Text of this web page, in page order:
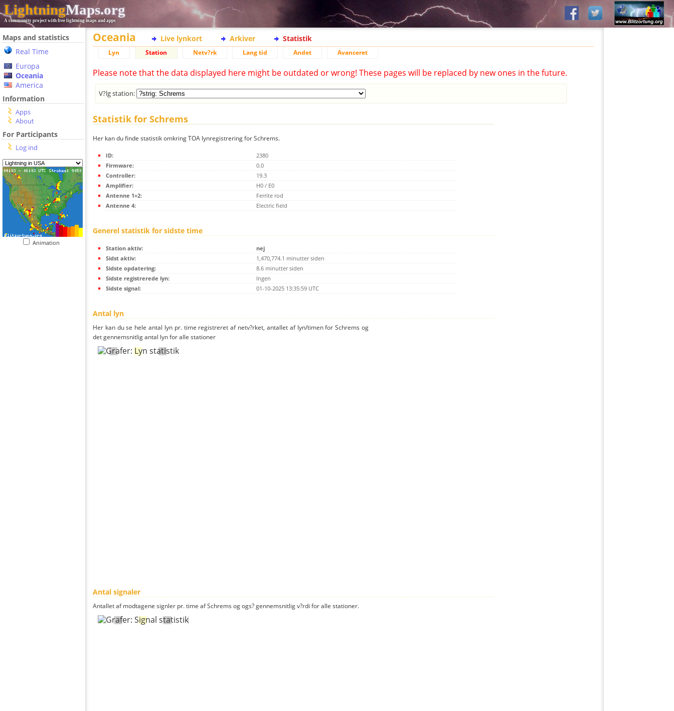
LightningMaps.org
A community project with free lightning maps and apps
Maps and statistics
Real Time
Europa
Oceania
America
Information
Apps
About
For Participants
Log ind
Animation
Oceania Live lynkort Arkiver Statistik
Lyn Station Netv?rk Lang tid Andet Avanceret
Please note that the data displayed here might be outdated or wrong! These pages will be replaced by new ones in the future.
V?lg station:
Statistik for Schrems
Her kan du finde statistik omkring TOA lynregistrering for Schrems.
ID:
2380
Firmware:
0.0
Controller:
19.3
Amplifier:
H0 / E0
Antenne 1+2:
Ferrite rod
Antenne 4:
Electric field
Generel statistik for sidste time
Station aktiv:
nej
Sidst aktiv:
1,470,774.1 minutter siden
Sidste opdatering:
8.6 minutter siden
Sidste registrerede lyn:
Ingen
Sidste signal:
01-10-2025 13:35:59 UTC
Antal lyn
Her kan du se hele antal lyn pr. time registreret af netv?rket, antallet af lyn/timen for Schrems og
det gennemsnitlig antal lyn for alle stationer
Antal signaler
Antallet af modtagene signler pr. time af Schrems og ogs? gennemsnitlig v?rdi for alle stationer.